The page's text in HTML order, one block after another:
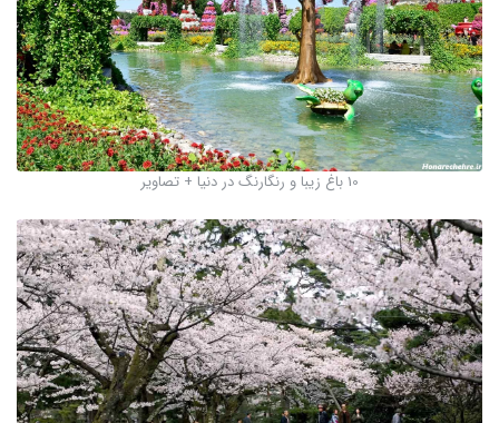
10 باغ زیبا و رنگارنگ در دنیا + تصاویر